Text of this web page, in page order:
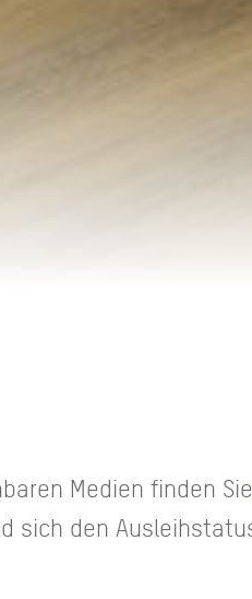
Medien finden Sie
sich den